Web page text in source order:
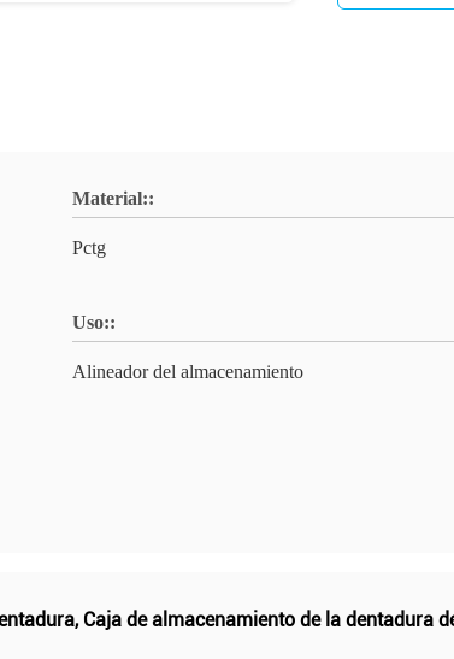
Material::
Pctg
Uso::
Alineador del almacenamiento
, Caja de almacenamiento de la dentadura